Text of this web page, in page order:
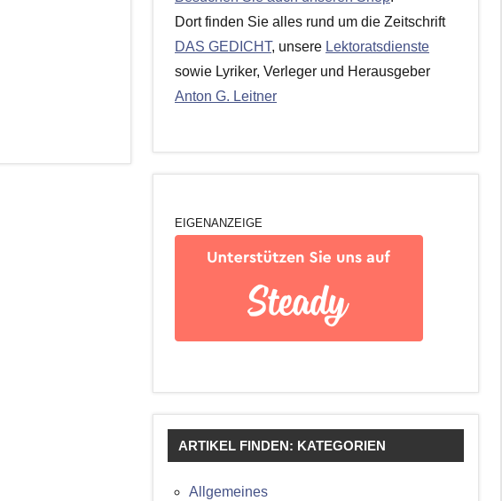
Dort finden Sie alles rund um die Zeitschrift
DAS GEDICHT, unsere Lektoratsdienste
sowie Lyriker, Verleger und Herausgeber
Anton G. Leitner
EIGENANZEIGE
ARTIKEL FINDEN: KATEGORIEN
Allgemeines